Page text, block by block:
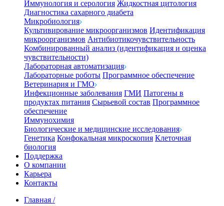
Иммунология и серология Жидкостная цитология
Диагностика сахарного диабета
Микробиология
Культивирование микроорганизмов Идентификация
микроорганизмов Антибиотикочувствительность
Комбинированный анализ (идентификация и оценка
чувствительности)
Лабораторная автоматизация
Лабораторные роботы Программное обеспечение
Ветеринария и ГМО
Инфекционные заболевания ГМИ Патогены в
продуктах питания Сырьевой состав Программное
обеспечение
Иммунохимия
Биологические и медицинские исследования
Генетика Конфокальная микроскопия Клеточная
биология
Поддержка
О компании
Карьера
Контакты
Главная /